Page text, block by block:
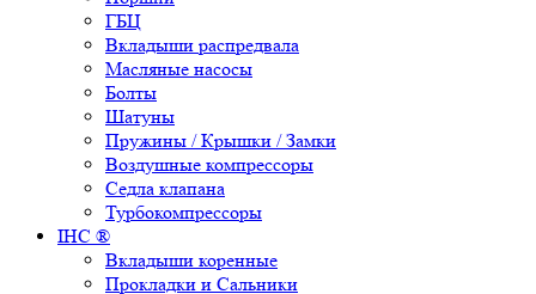
ГБЦ
Вкладыши распредвала
Масляные насосы
Болты
Шатуны
Пружины / Крышки / Замки
Воздушные компрессоры
Седла клапана
Турбокомпрессоры
IHC ®
Вкладыши коренные
Прокладки и Сальники